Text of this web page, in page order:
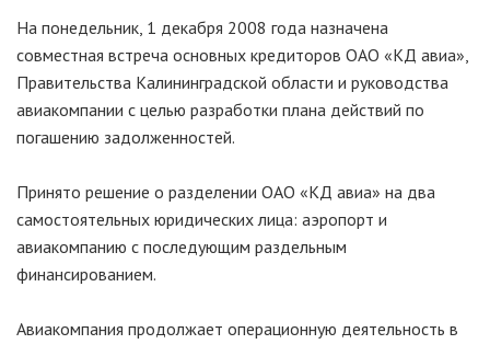
На понедельник, 1 декабря 2008 года назначена
совместная встреча основных кредиторов ОАО «КД авиа»,
Правительства Калининградской области и руководства
авиакомпании с целью разработки плана действий по
погашению задолженностей.
Принято решение о разделении ОАО «КД авиа» на два
самостоятельных юридических лица: аэропорт и
авиакомпанию с последующим раздельным
финансированием.
Авиакомпания продолжает операционную деятельность в